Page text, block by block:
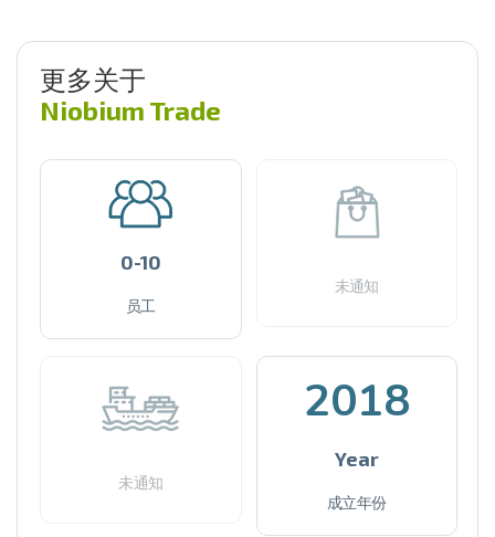
更多关于
Niobium Trade
0-10
员工
未通知
未通知
2018
Year
成立年份